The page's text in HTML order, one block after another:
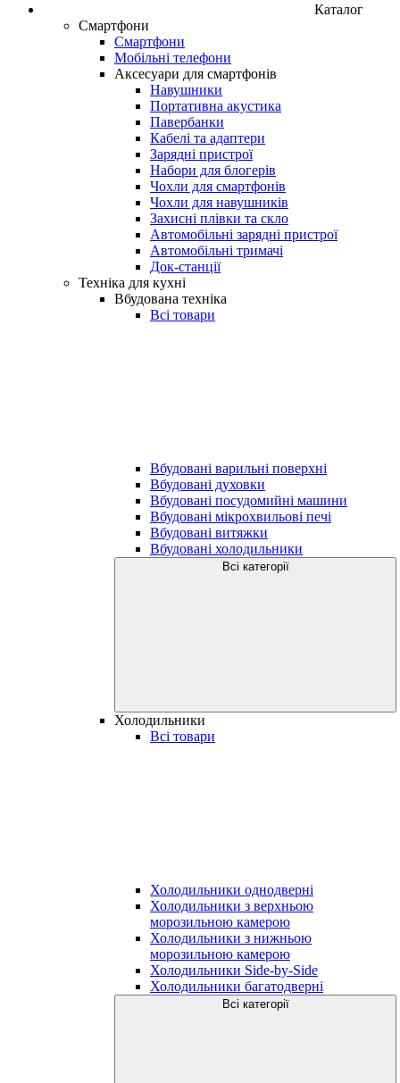
Каталог
Смартфони
Смартфони
Мобільні телефони
Аксесуари для смартфонів
Навушники
Портативна акустика
Павербанки
Кабелі та адаптери
Зарядні пристрої
Набори для блогерів
Чохли для смартфонів
Чохли для навушників
Захисні плівки та скло
Автомобільні зарядні пристрої
Автомобільні тримачі
Док-станції
Техніка для кухні
Вбудована техніка
Всі товари
Вбудовані варильні поверхні
Вбудовані духовки
Вбудовані посудомийні машини
Вбудовані мікрохвильові печі
Вбудовані витяжки
Вбудовані холодильники
Всі категорії
Холодильники
Всі товари
Холодильники однодверні
Холодильники з верхньою
морозильною камерою
Холодильники з нижньою
морозильною камерою
Холодильники Side-by-Side
Холодильники багатодверні
Всі категорії